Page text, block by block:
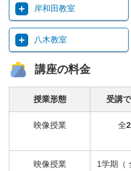
岸和田教室
八木教室
講座の料金
授業形態
映像授業
映像授業
受講
全
1学期（